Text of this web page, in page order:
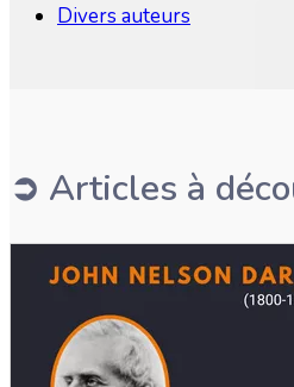
Divers auteurs
➲ Articles à